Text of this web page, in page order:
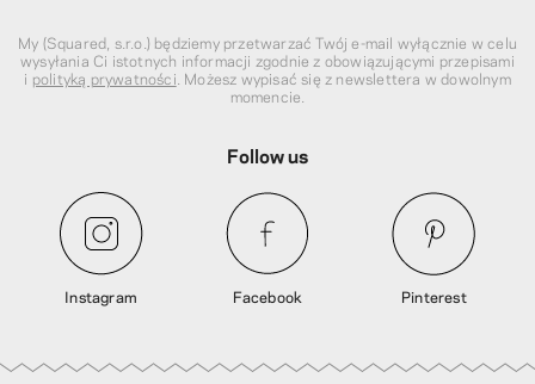
My (Squared, s.r.o.) będziemy przetwarzać Twój e-mail wyłącznie w celu
wysyłania Ci istotnych informacji zgodnie z obowiązującymi przepisami
i polityką prywatności . Możesz wypisać się z newslettera w dowolnym
momencie.
Follow us
Instagram Facebook Pinterest